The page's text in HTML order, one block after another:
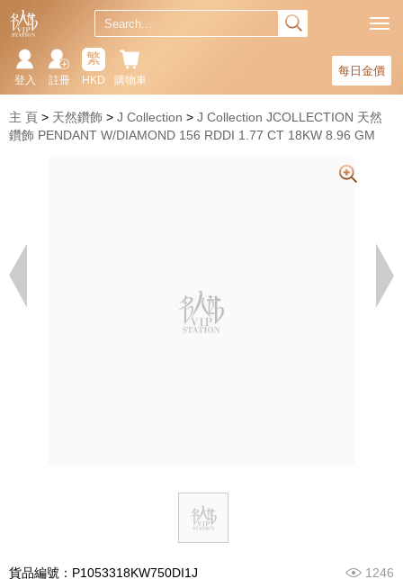
每日金價
購物車
繁
HKD
註冊
登入
主 頁 天然鑽飾 J Collection
J Collection JCOLLECTION 天然
鑽飾 PENDANT W/DIAMOND 156 RDDI 1.77 CT 18KW 8.96 GM
貨品編號：P1053318KW750DI1J 1246